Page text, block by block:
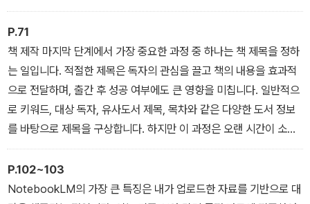
레터가 수십 통씩 오기 때문에 중요한 정보를 놓치지 않도록 북마크
를 활용하는 것이 좋습니다. 정말로 중요한 정보라고 판단되는 뉴스
레터는 북마크하여 별도로 관리합니다.
― ‘1장. 자료를 습득하고 활용하는 새로운 방법’
있습니다. 작업 방법은 매우 간단합니다. ChatGPT에 캡처한 이미
지를 올리고 “업로드한 이미지 내용으로 표를 만들어주세요”라고 요
청하면 됩니다. 그러면 ChatGPT에서는 표 형태로 답변을 해줍니다
(그림 2-4).
다음으로 표 내용을 그래프로 그려보겠습니다. 작업을 위한 프롬프트
는 간단합니다. “표에 있는 데이터를 활용해 대시보드를 만들어주세
요”라고 요청하면 HTML 형태로 정리된 대시보드 파일을 다운받을
수 있는 링크를 보내줍니다(그림 2-5). HTML을 다운받아서 파일을
열어 보면 잘 정리된 대시보드 형태의 파일을 받을 수 있습니다(그림
2-6). 이 정도 결과를 얻으려면 엑셀이나 파이썬에 능숙해야 하지만,
P.71
책 제작 마지막 단계에서 가장 중요한 과정 중 하나는 책 제목을 정하
는 일입니다. 적절한 제목은 독자의 관심을 끌고 책의 내용을 효과적
으로 전달하며, 출간 후 성공 여부에도 큰 영향을 미칩니다. 일반적으
로 키워드, 대상 독자, 유사도서 제목, 목차와 같은 다양한 도서 정보
를 바탕으로 제목을 구상합니다. 하지만 이 과정은 오랜 시간이 소요
될 뿐만 아니라 만족스러운 결과를 얻기도 쉽지 않습니다.
이번에 소개하는 ‘도서 제목 생성 템플릿’은 도서 기본 정보를 입력해
다양한 제목을 자동으로 생성하는 구글 스프레드시트입니다. 구글 스
P.102~103
NotebookLM의 가장 큰 특징은 내가 업로드한 자료를 기반으로 대